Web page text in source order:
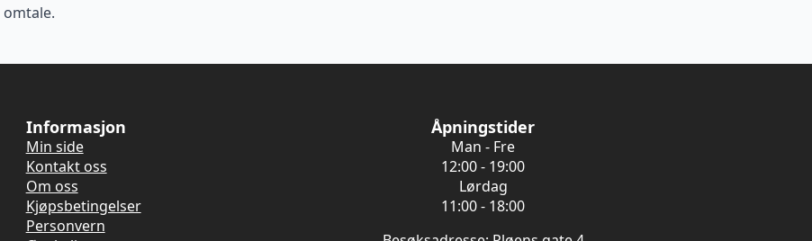
Informasjon
Min side
Kontakt oss
Om oss
Kjøpsbetingelser
Personvern
Åpningstider
Man - Fre
12:00 - 19:00
Lørdag
11:00 - 18:00